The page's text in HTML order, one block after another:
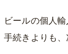
ビールの個人
手続きよりも、